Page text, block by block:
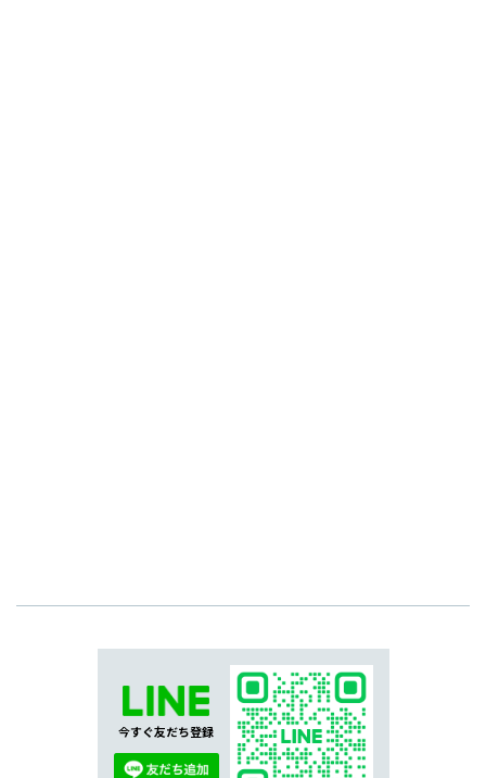
今すぐ友だち登録